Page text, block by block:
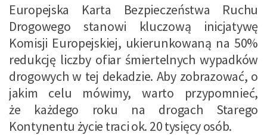
Europejska Karta Bezpieczeństwa Ruchu
Drogowego stanowi kluczową inicjatywę
Komisji Europejskiej, ukierunkowaną na 50%
redukcję liczby ofiar śmiertelnych wypadków
drogowych w tej dekadzie. Aby zobrazować, o
jakim celu mówimy, warto przypomnieć,
że każdego roku na drogach Starego
Kontynentu życie traci ok. 20 tysięcy osób.